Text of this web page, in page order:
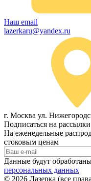
Наш email
lazerkaru@yandex.ru
г. Москва ул.
Подписаться на рассылки
На еженедельные
стоковым ценам
Данные будут
персональных данных
© 2026 Лазерка (все